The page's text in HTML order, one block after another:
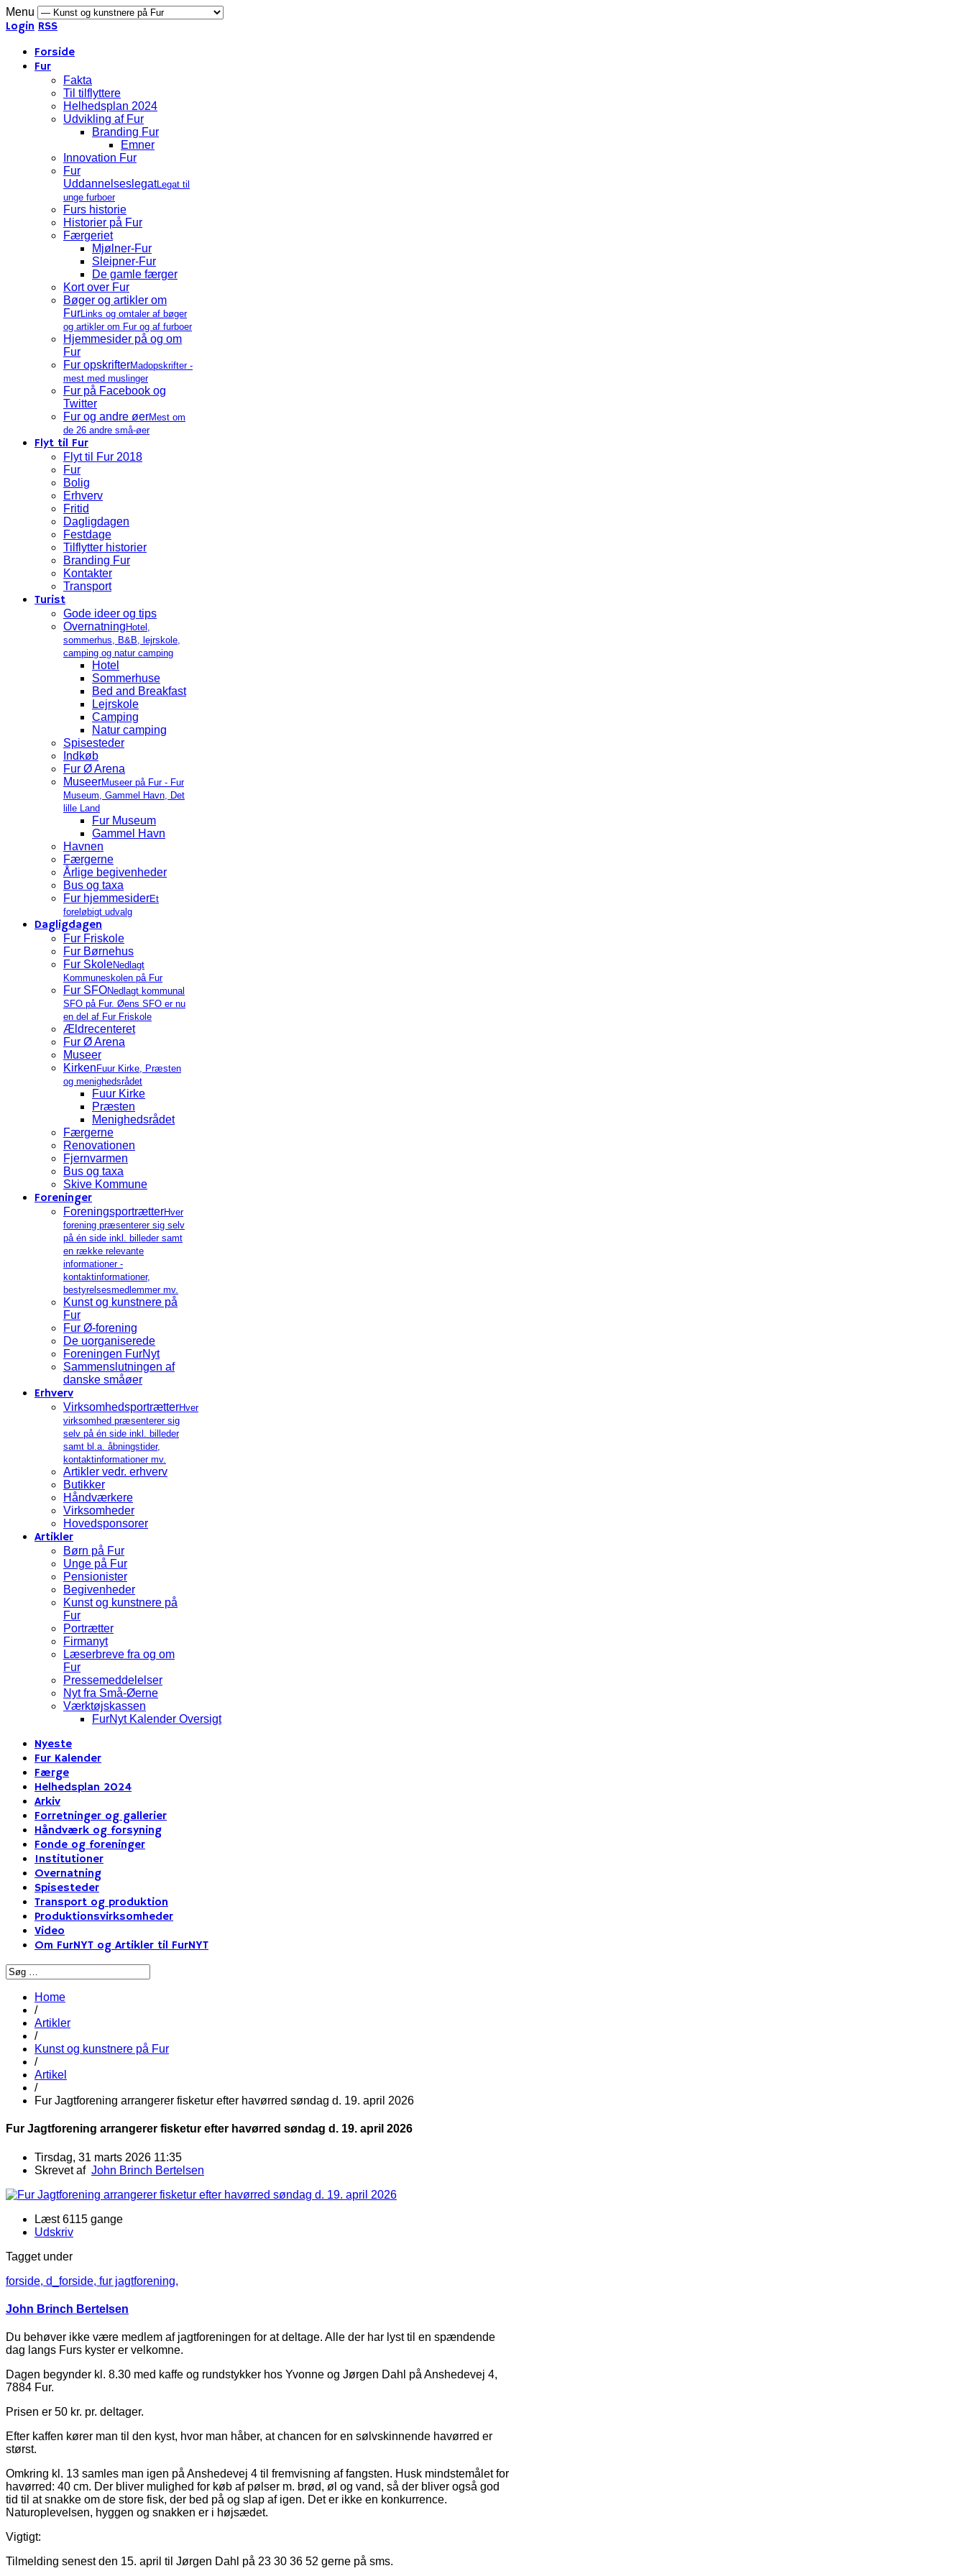
Menu
Login RSS
Forside
Fur
Fakta
Til tilflyttere
Helhedsplan 2024
Udvikling af Fur
Branding Fur
Emner
Innovation Fur
Fur
UddannelseslegatLegat til
unge furboer
Furs historie
Historier på Fur
Færgeriet
Mjølner-Fur
Sleipner-Fur
De gamle færger
Kort over Fur
Bøger og artikler om
FurLinks og omtaler af bøger
og artikler om Fur og af furboer
Hjemmesider på og om
Fur
Fur opskrifterMadopskrifter -
mest med muslinger
Fur på Facebook og
Twitter
Fur og andre øerMest om
de 26 andre små-øer
Flyt til Fur
Flyt til Fur 2018
Fur
Bolig
Erhverv
Fritid
Dagligdagen
Festdage
Tilflytter historier
Branding Fur
Kontakter
Transport
Turist
Gode ideer og tips
Overnatning Hotel,
sommerhus, B&B, lejrskole,
camping og natur camping
Hotel
Sommerhuse
Bed and Breakfast
Lejrskole
Camping
Natur camping
Spisesteder
Indkøb
Fur Ø Arena
MuseerMuseer på Fur - Fur
Museum, Gammel Havn, Det
lille Land
Fur Museum
Gammel Havn
Havnen
Færgerne
Årlige begivenheder
Bus og taxa
Fur hjemmesiderEt
foreløbigt udvalg
Dagligdagen
Fur Friskole
Fur Børnehus
Fur SkoleNedlagt
Kommuneskolen på Fur
Fur SFONedlagt kommunal
SFO på Fur. Øens SFO er nu
en del af Fur Friskole
Ældrecenteret
Fur Ø Arena
Museer
Kirken Fuur Kirke, Præsten
og menighedsrådet
Fuur Kirke
Præsten
Menighedsrådet
Færgerne
Renovationen
Fjernvarmen
Bus og taxa
Skive Kommune
Foreninger
ForeningsportrætterHver
forening præsenterer sig selv
på én side inkl. billeder samt
en række relevante
informationer -
kontaktinformationer,
bestyrelsesmedlemmer mv.
Kunst og kunstnere på
Fur
Fur Ø-forening
De uorganiserede
Foreningen FurNyt
Sammenslutningen af
danske småøer
Erhverv
VirksomhedsportrætterHver
virksomhed præsenterer sig
selv på én side inkl. billeder
samt bl.a. åbningstider,
kontaktinformationer mv.
Artikler vedr. erhverv
Butikker
Håndværkere
Virksomheder
Hovedsponsorer
Artikler
Børn på Fur
Unge på Fur
Pensionister
Begivenheder
Kunst og kunstnere på
Fur
Portrætter
Firmanyt
Læserbreve fra og om
Fur
Pressemeddelelser
Nyt fra Små-Øerne
Værktøjskassen
FurNyt Kalender Oversigt
Nyeste
Fur Kalender
Færge
Helhedsplan 2024
Arkiv
Forretninger og gallerier
Håndværk og forsyning
Fonde og foreninger
Institutioner
Overnatning
Spisesteder
Transport og produktion
Produktionsvirksomheder
Video
Om FurNYT og Artikler til FurNYT
Home
/
Artikler
/
Kunst og kunstnere på Fur
/
Artikel
/
Fur Jagtforening arrangerer fisketur efter havørred søndag d. 19. april 2026
Fur Jagtforening arrangerer fisketur efter havørred søndag d. 19. april 2026
Tirsdag, 31 marts 2026 11:35
Skrevet af John Brinch Bertelsen
Læst 6115 gange
Udskriv
Tagget under
forside, d_forside, fur jagtforening,
John Brinch Bertelsen
Du behøver ikke være medlem af jagtforeningen for at deltage. Alle der har lyst til en spændende
dag langs Furs kyster er velkomne.
Dagen begynder kl. 8.30 med kaffe og rundstykker hos Yvonne og Jørgen Dahl på Anshedevej 4,
7884 Fur.
Prisen er 50 kr. pr. deltager.
Efter kaffen kører man til den kyst, hvor man håber, at chancen for en sølvskinnende havørred er
størst.
Omkring kl. 13 samles man igen på Anshedevej 4 til fremvisning af fangsten. Husk mindstemålet for
havørred: 40 cm. Der bliver mulighed for køb af pølser m. brød, øl og vand, så der bliver også god
tid til at snakke om de store fisk, der bed på og slap af igen. Det er ikke en konkurrence.
Naturoplevelsen, hyggen og snakken er i højsædet.
Vigtigt:
Tilmelding senest den 15. april til Jørgen Dahl på 23 30 36 52 gerne på sms.